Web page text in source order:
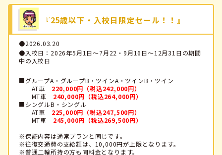
『25歳以下・入校日限定セール！！』
●2026.03.20
●入校日：2026年5月1日～7月22・9月16日～12月31日の期間
中の入校日
■グループA・グループB・ツインA・ツインB・ツイン
AT車 220,000円（税込242,000円）
MT車 240,000円（税込264,000円）
■シングルB・シングル
AT車 225,000円（税込247,500円）
MT車 245,000円（税込269,500円）
※保証内容は通常プランと同じです。
※往復交通費の支給額は、10,000円が上限となります。
※普通二輪所持の方も同料金となります。